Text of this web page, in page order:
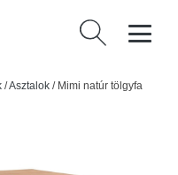
Keresés:
/Asztalok / Mimi natúr tölgyfa